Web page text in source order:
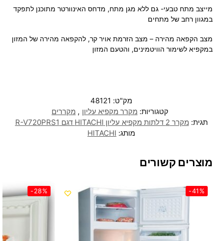
מייצב מתח טבעי- גם ללא מגן מתח, מדחס האינוורטר מתוכנן לתפקד
במגוון רחב של מתחים
מצב הקפאה מהירה – מצב הזרמת אויר קר, להקפאה מהירה של המזון
במקפיא לשימור הוויטמינים, והטעם המזון
מק"ט: 48121
קטגוריות: מקרר מקפיא עליון , מקררים
תגית: מקרר 2 דלתות מקפיא עליון HITACHI דגם R-V720PRS1
מותג: HITACHI
מוצרים קשורים
-41%
-28%